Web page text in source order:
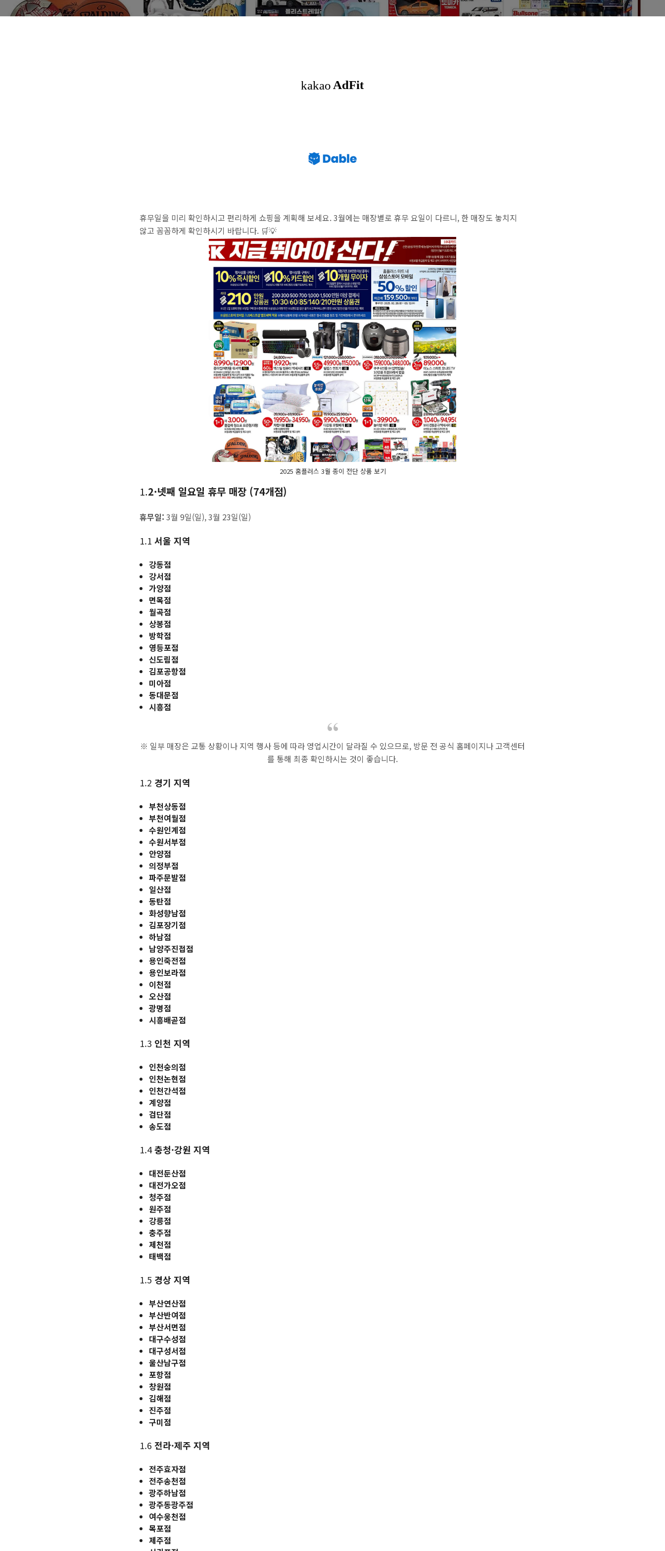
휴무일을 미리 확인하시고 편리하게 쇼핑을 계획해 보세요. 3월에는 매장별로 휴무 요일이 다르니, 한 매장도 놓치지
않고 꼼꼼하게 확인하시기 바랍니다. 🛒💡
2025 홈플러스 3월 종이 전단 상품 보기
1.2·넷째 일요일 휴무 매장 (74개점)
휴무일: 3월 9일(일), 3월 23일(일)
1.1 서울 지역
강동점
강서점
가양점
면목점
월곡점
상봉점
방학점
영등포점
신도림점
김포공항점
미아점
동대문점
시흥점
※ 일부 매장은 교통 상황이나 지역 행사 등에 따라 영업시간이 달라질 수 있으므로, 방문 전 공식 홈페이지나 고객센터
를 통해 최종 확인하시는 것이 좋습니다.
1.2 경기 지역
부천상동점
부천여월점
수원인계점
수원서부점
안양점
의정부점
파주문발점
일산점
동탄점
화성향남점
김포장기점
하남점
남양주진접점
용인죽전점
용인보라점
이천점
오산점
광명점
시흥배곧점
1.3 인천 지역
인천숭의점
인천논현점
인천간석점
계양점
검단점
송도점
1.4충청·강원 지역
대전둔산점
대전가오점
청주점
원주점
강릉점
충주점
제천점
태백점
1.5 경상 지역
부산연산점
부산반여점
부산서면점
대구수성점
대구성서점
울산남구점
포항점
창원점
김해점
진주점
구미점
1.6 전라·제주 지역
전주효자점
전주송천점
광주하남점
광주동광주점
여수웅천점
목포점
제주점